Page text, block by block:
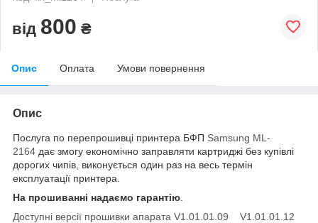
від 800 ₴
Опис Оплата Умови повернення
Опис
Послуга по перепрошивці принтера БФП Samsung ML-
2164 дає змогу економічно заправляти картриджі без купівлі
дорогих чипів, виконується один раз на весь термін
експлуатації принтера.
На прошиванні надаємо гарантію
Доступні версії прошивки апарата V1.01.01.09 V1.01.01.12